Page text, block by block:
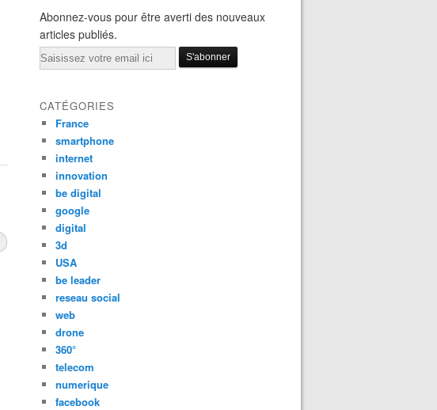
Abonnez-vous pour être averti des nouveaux
articles publiés.
Email
CATÉGORIES
France
smartphone
internet
innovation
be digital
google
digital
3d
USA
be leader
reseau social
web
drone
360°
telecom
numerique
facebook